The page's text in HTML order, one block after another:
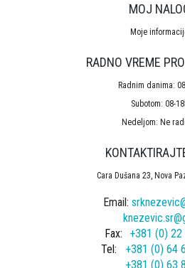
MOJ
Moje
RADNO VREME
Radnim danima:
Subotom: 08-
Nedeljom: Ne
Cara Dušana 23, Nova
Email:
Fax:
+381 (0)
Tel:
+381 (0) 64
+381 (0) 63